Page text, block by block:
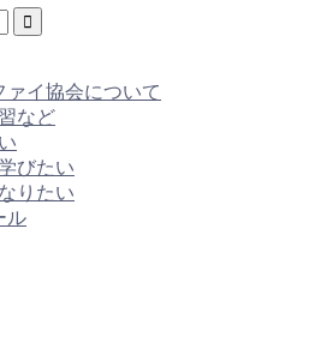
イ協会について
など
びたい
りたい
ル